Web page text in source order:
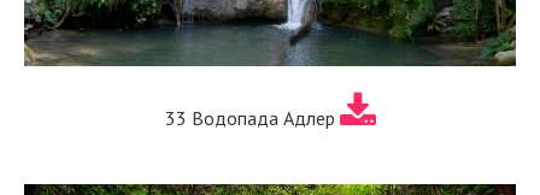
33 Водопада Адлер